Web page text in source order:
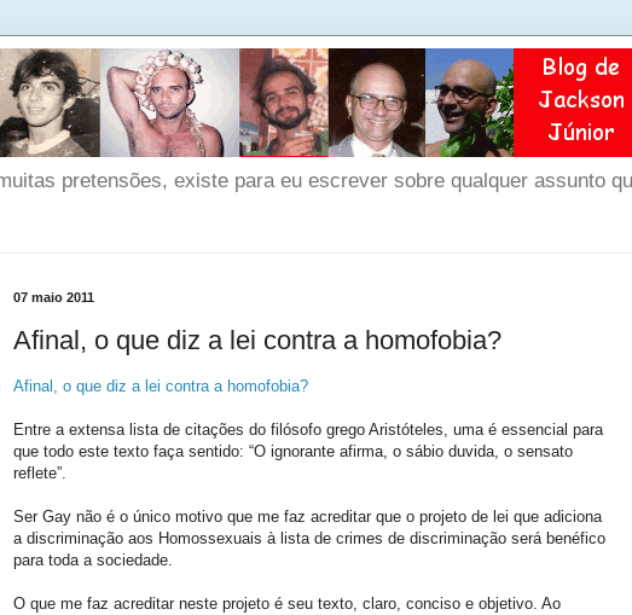
pretensões, existe para eu escrever sobre qualquer assunto
07 maio 2011
Afinal, o que diz a lei contra a homofobia?
Afinal, o que diz a lei contra a homofobia?
Entre a extensa lista de citações do filósofo grego Aristóteles, uma é essencial para
que todo este texto faça sentido: “O ignorante afirma, o sábio duvida, o sensato
reflete”.
Ser Gay não é o único motivo que me faz acreditar que o projeto de lei que adiciona
a discriminação aos Homossexuais à lista de crimes de discriminação será benéfico
para toda a sociedade.
O que me faz acreditar neste projeto é seu texto, claro, conciso e objetivo. Ao